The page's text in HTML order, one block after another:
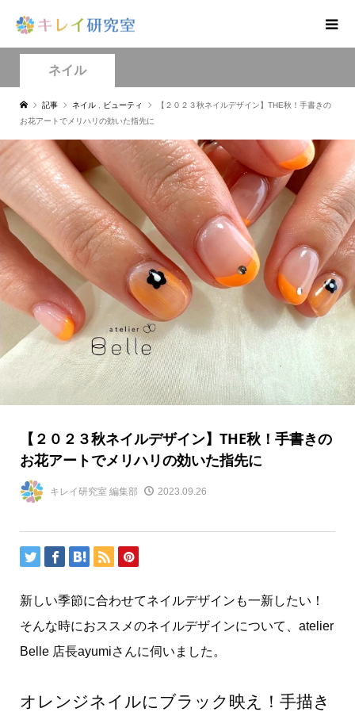
ネイル
記事 ネイル ビューティ
【２０２３秋ネイルデザイン】THE秋！手書きの
お花アートでメリハリの効いた指先に
【２０２３秋ネイルデザイン】THE秋！手書きの
お花アートでメリハリの効いた指先に
キレイ研究室 編集部 2023.09.26
新しい季節に合わせてネイルデザインも一新したい！
そんな時におススメのネイルデザインについて、atelier
Belle 店長ayumiさんに伺いました。
オレンジネイルにブラック映え！手描き